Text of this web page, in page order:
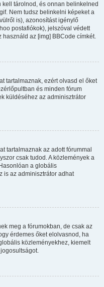
tárolnod, és onnan belinkelned
Nem tudsz belinkelni képeket a
is), azonosítást igénylő
postafiókok), jelszóval védett
az [img] BBCode címkét.
tartalmaznak, ezért olvasd el őket
és minden fórum
küldéséhez az adminisztrátor
tartalmaznak az adott fórummal
csak tudod. A közlemények a
a globális
is az adminisztrátor adhat
meg a fórumokban, de csak az
érdemes őket elolvasnod, ha
közleményekhez, kiemelt